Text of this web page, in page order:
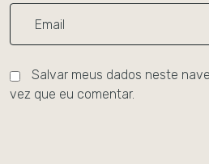
Salvar meus dados neste
vez que eu comentar.